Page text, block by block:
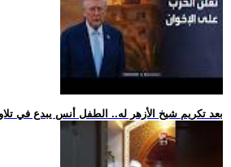
.. بعد تكريم شيخ الأزهر له.. الطفل أنس يبدع في